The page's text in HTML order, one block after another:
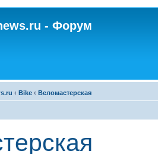
- Форум
‹ Bike ‹ Веломастерская